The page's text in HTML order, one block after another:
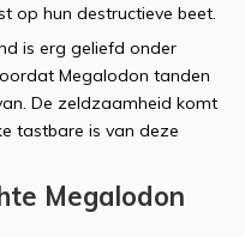
op hun destructieve beet.
is erg geliefd onder
Megalodon tanden
De zeldzaamheid komt
tastbare is van deze
Megalodon